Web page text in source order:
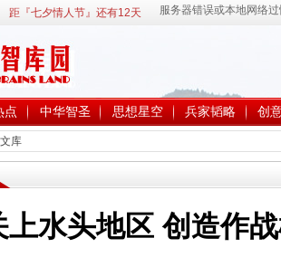
距『七夕情人节』还有12天
点 中华智圣 思想星空 兵家韬略 创
库
上水头地区 创造作